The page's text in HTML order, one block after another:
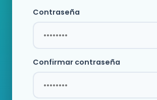
Contraseña
Confirmar contraseña